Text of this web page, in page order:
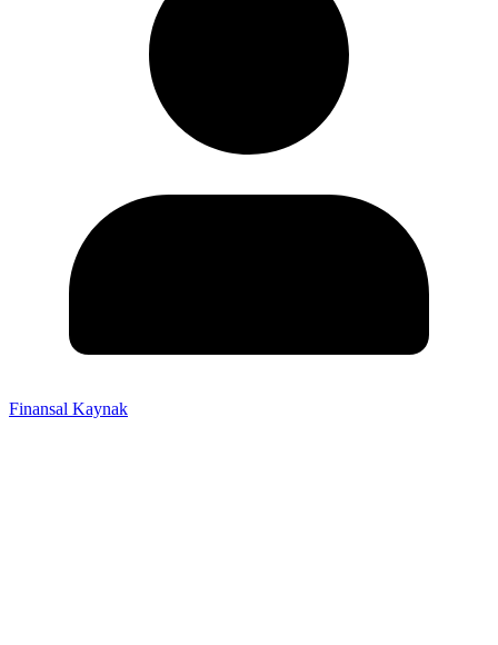
Finansal Kaynak